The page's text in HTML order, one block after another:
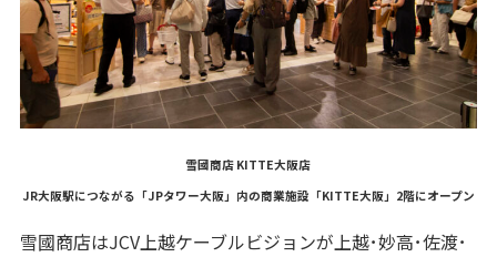
雪國商店 KITTE大阪店
JR大阪駅につながる「JPタワー大阪」内の商業施設「KITTE大阪」2階にオープン
雪國商店はJCV上越ケーブルビジョンが上越･妙高･佐渡･